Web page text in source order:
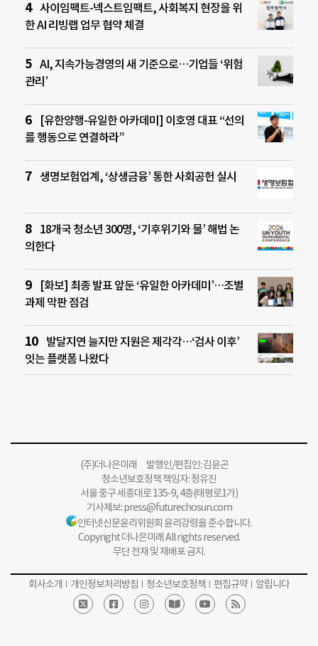
사이임팩트-넥스트임팩트, 사회복지 현장을 위
한 AI 리빙랩 업무 협약 체결
AI, 지속가능경영의 새 기준으로…기업들 ‘위험
관리’
[유한양행-유일한 아카데미] 이호영 대표 “선의
를 행동으로 연결하라”
생명보험업계, ‘상생금융’ 통한 사회공헌 실시
18개국 청소년 300명, ‘기후위기와 물’ 해법 논
의한다
[화보] 최종 발표 앞둔 ‘유일한 아카데미’…조별
과제 막판 점검
발달지연 늘지만 지원은 제각각…‘검사 이후’
잇는 플랫폼 나왔다
(주)더나은미래 발행인/편집인: 김윤곤
청소년보호정책 책임자: 정유진
서울 중구 세종대로 135-9, 4층(태평로1가)
기사제보:press@futurechosun.com
인터넷신문윤리위원회 윤리강령을 준수합니다.
Copyright 더나은미래 All rights reserved.
무단 전재 및 재배포 금지.
회사소개 개인정보처리방침 청소년보호정책 편집규약 알립니다